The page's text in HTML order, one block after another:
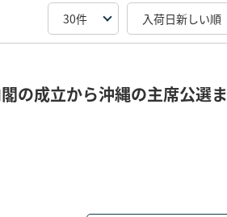
成立から沖縄の主席公選ま